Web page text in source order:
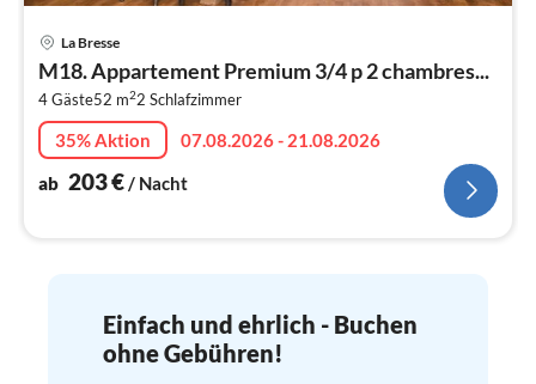
La Bresse
M18. Appartement Premium 3/4 p 2 chambres...
4 Gäste52 m22 Schlafzimmer
35% Aktion
07.08.2026 - 21.08.2026
ab 203€/ Nacht
Einfach und ehrlich - Buchen
ohne Gebühren!